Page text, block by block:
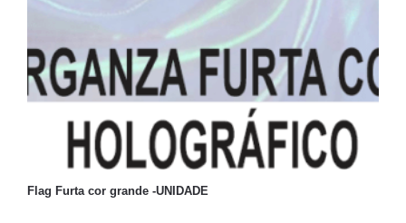
Flag Furta cor grande -UNIDADE